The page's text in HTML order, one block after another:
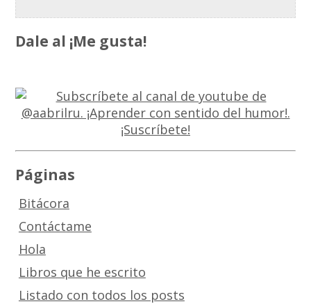
Dale al ¡Me gusta!
Páginas
Bitácora
Contáctame
Hola
Libros que he escrito
Listado con todos los posts